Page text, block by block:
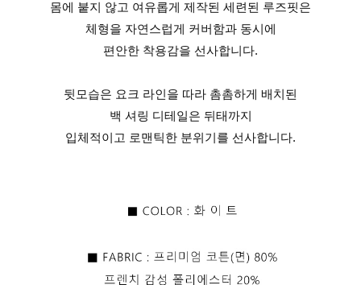
몸에 붙지 않고 여유롭게 제작된 세련된 루즈핏은
체형을 자연스럽게 커버함과 동시에
편안한 착용감을 선사합니다.
뒷모습은 요크 라인을 따라 촘촘하게 배치된
백 셔링 디테일은 뒤태까지